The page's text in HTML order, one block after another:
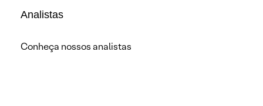
Analistas
Conheça nossos analistas